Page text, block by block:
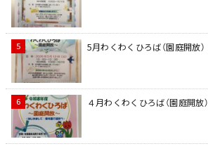
5月わくわくひろば（園庭開放）
４月わくわくひろば（園庭開放）